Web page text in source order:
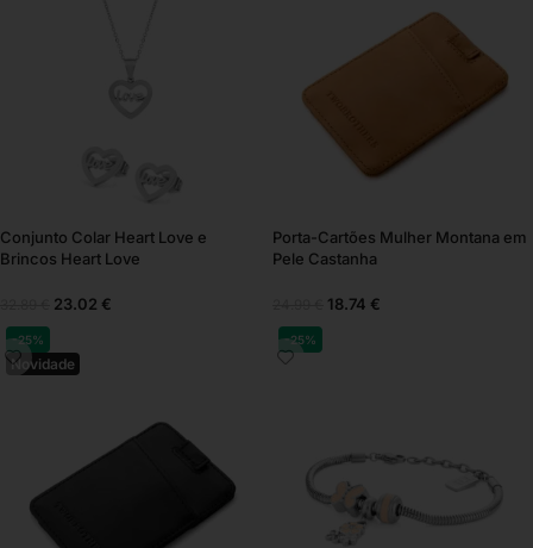
Conjunto Colar Heart Love e
Brincos Heart Love
23.02 €
Porta-Cartões Mulher Montana em
Pele Castanha
18.74 €
-25%
Novidade
-25%